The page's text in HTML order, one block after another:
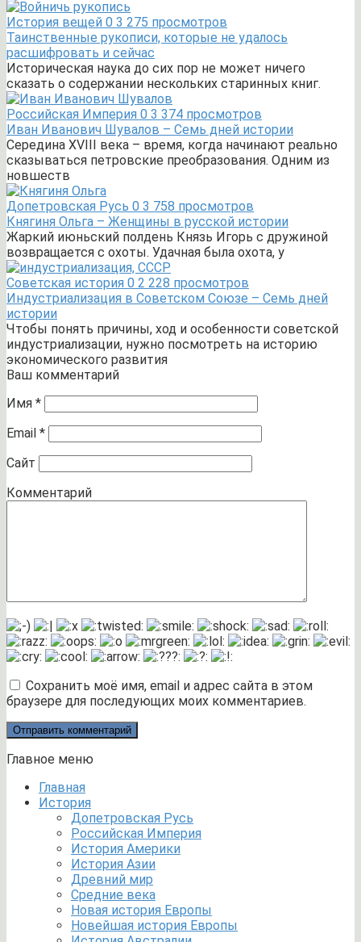
История вещей 0 3 275 просмотров
Таинственные рукописи, которые не удалось
расшифровать и сейчас
Историческая наука до сих пор не может ничего
сказать о содержании нескольких старинных книг.
Российская Империя 0 3 374 просмотров
Иван Иванович Шувалов – Семь дней истории
Середина XVIII века – время, когда начинают реально
сказываться петровские преобразования. Одним из
новшеств
Допетровская Русь 0 3 758 просмотров
Княгиня Ольга – Женщины в русской истории
Жаркий июньский полдень Князь Игорь с дружиной
возвращается с охоты. Удачная была охота, у
Советская история 0 2 228 просмотров
Индустриализация в Советском Союзе – Семь дней
истории
Чтобы понять причины, ход и особенности советской
индустриализации, нужно посмотреть на историю
экономического развития
Ваш комментарий
Имя *
Email *
Сайт
Комментарий
Сохранить моё имя, email и адрес сайта в этом
браузере для последующих моих комментариев.
Главное меню
Главная
История
Допетровская Русь
Российская Империя
История Америки
История Азии
Древний мир
Средние века
Новая история Европы
Новейшая история Европы